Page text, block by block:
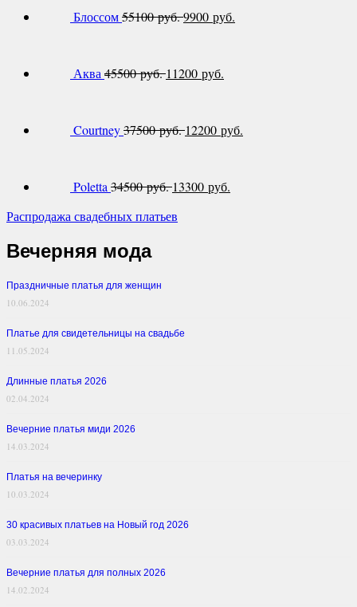
Блоссом55100 руб.9900 руб.
Аква45500 руб. 11200 руб.
Courtney37500 руб. 12200 руб.
Poletta34500 руб. 13300 руб.
Распродажа свадебных платьев
Вечерняя мода
Праздничные платья для женщин
10.06.2024
Платье для свидетельницы на свадьбе
11.05.2024
Длинные платья 2026
02.04.2024
Вечерние платья миди 2026
14.03.2024
Платья на вечеринку
10.03.2024
30 красивых платьев на Новый год 2026
03.03.2024
Вечерние платья для полных 2026
14.02.2024